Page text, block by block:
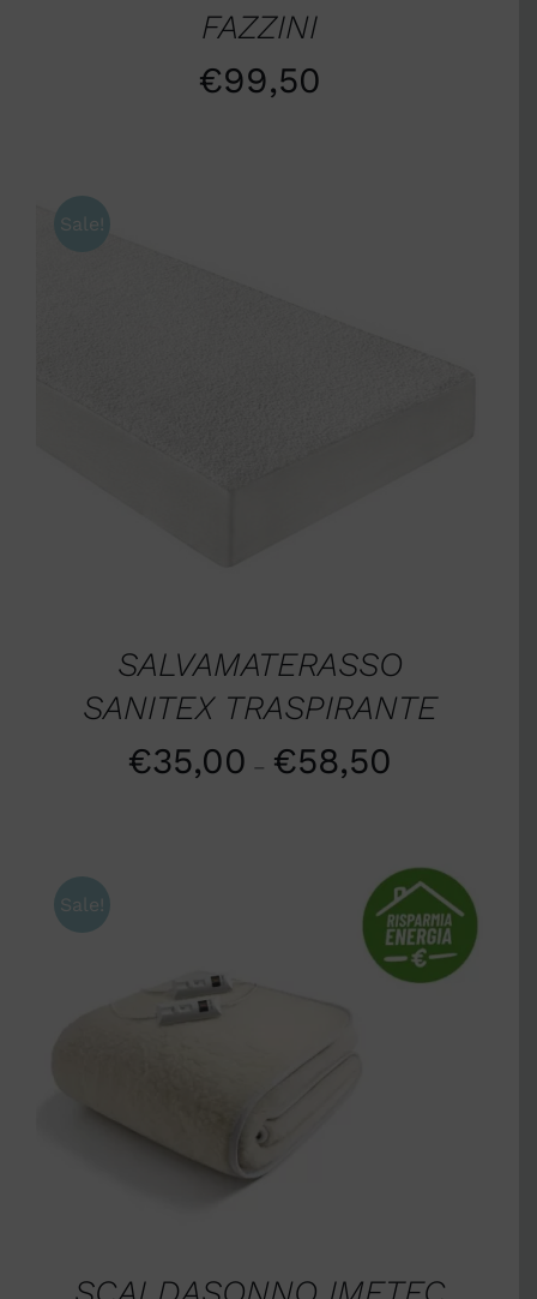
FAZZINI
€99,50
Sale!
SALVAMATERASSO
SANITEX TRASPIRANTE
€35,00 – €58,50
Sale!